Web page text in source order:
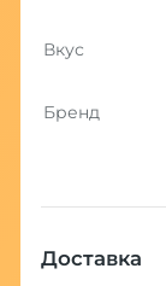
Вкус
Бренд
Доставка